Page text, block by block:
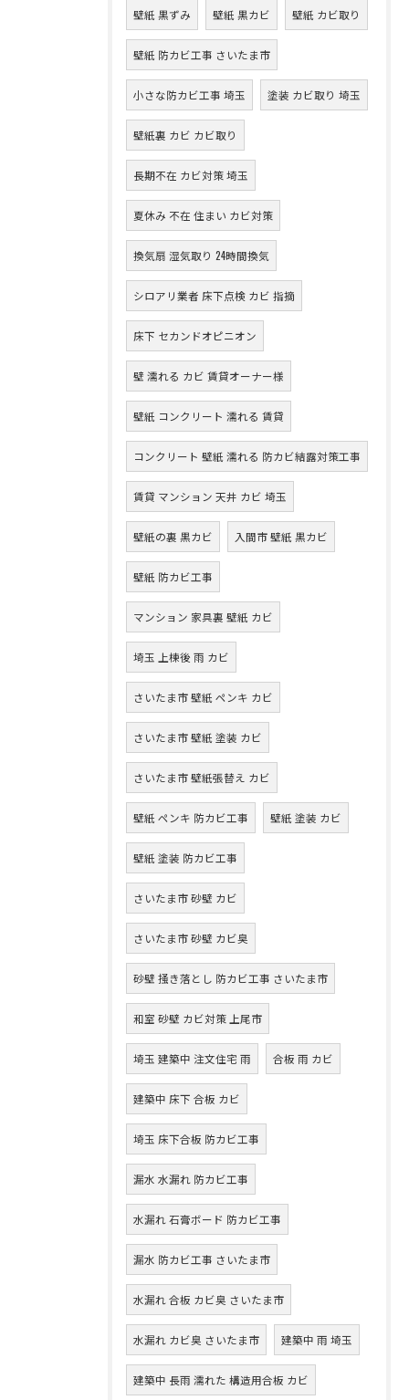
壁紙 黒ずみ 壁紙 黒カビ 壁紙 カビ取り
壁紙 防カビ工事 さいたま市
小さな防カビ工事 埼玉 塗装 カビ取り 埼玉
壁紙裏 カビ カビ取り
長期不在 カビ対策 埼玉
夏休み 不在 住まい カビ対策
換気扇 湿気取り 24時間換気
シロアリ業者 床下点検 カビ 指摘
床下 セカンドオピニオン
壁 濡れる カビ 賃貸オーナー様
壁紙 コンクリート 濡れる 賃貸
コンクリート 壁紙 濡れる 防カビ結露対策工事
賃貸 マンション 天井 カビ 埼玉
壁紙の裏 黒カビ 入間市 壁紙 黒カビ
壁紙 防カビ工事
マンション 家具裏 壁紙 カビ
埼玉 上棟後 雨 カビ
さいたま市 壁紙 ペンキ カビ
さいたま市 壁紙 塗装 カビ
さいたま市 壁紙張替え カビ
壁紙 ペンキ 防カビ工事 壁紙 塗装 カビ
壁紙 塗装 防カビ工事
さいたま市 砂壁 カビ
さいたま市 砂壁 カビ臭
砂壁 掻き落とし 防カビ工事 さいたま市
和室 砂壁 カビ対策 上尾市
埼玉 建築中 注文住宅 雨 合板 雨 カビ
建築中 床下 合板 カビ
埼玉 床下合板 防カビ工事
漏水 水漏れ 防カビ工事
水漏れ 石膏ボード 防カビ工事
漏水 防カビ工事 さいたま市
水漏れ 合板 カビ臭 さいたま市
水漏れ カビ臭 さいたま市 建築中 雨 埼玉
建築中 長雨 濡れた 構造用合板 カビ